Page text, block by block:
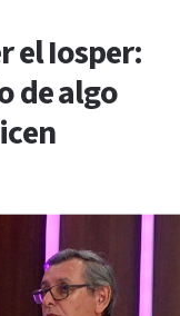
el Iosper:
de algo